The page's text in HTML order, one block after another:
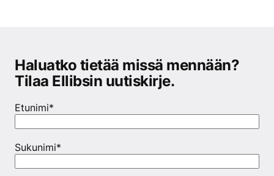
Haluatko tietää missä mennään?
Tilaa Ellibsin uutiskirje.
Etunimi*
Sukunimi*